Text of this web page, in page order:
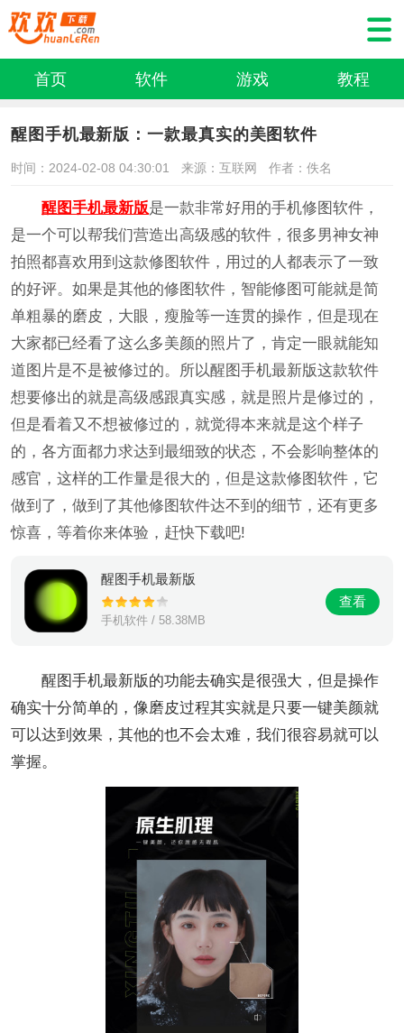
首页 软件 游戏 教程
醒图手机最新版：一款最真实的美图软件
时间：2024-02-08 04:30:01 来源：互联网 作者：佚名
醒图手机最新版是一款非常好用的手机修图软件，
是一个可以帮我们营造出高级感的软件，很多男神女神
拍照都喜欢用到这款修图软件，用过的人都表示了一致
的好评。如果是其他的修图软件，智能修图可能就是简
单粗暴的磨皮，大眼，瘦脸等一连贯的操作，但是现在
大家都已经看了这么多美颜的照片了，肯定一眼就能知
道图片是不是被修过的。所以醒图手机最新版这款软件
想要修出的就是高级感跟真实感，就是照片是修过的，
但是看着又不想被修过的，就觉得本来就是这个样子
的，各方面都力求达到最细致的状态，不会影响整体的
感官，这样的工作量是很大的，但是这款修图软件，它
做到了，做到了其他修图软件达不到的细节，还有更多
惊喜，等着你来体验，赶快下载吧!
醒图手机最新版
手机软件 / 58.38MB
查看
醒图手机最新版的功能去确实是很强大，但是操作
确实十分简单的，像磨皮过程其实就是只要一键美颜就
可以达到效果，其他的也不会太难，我们很容易就可以
掌握。